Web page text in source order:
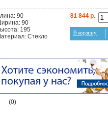
90
90
195
Стекло
81 844 р.
В корзину
(0)